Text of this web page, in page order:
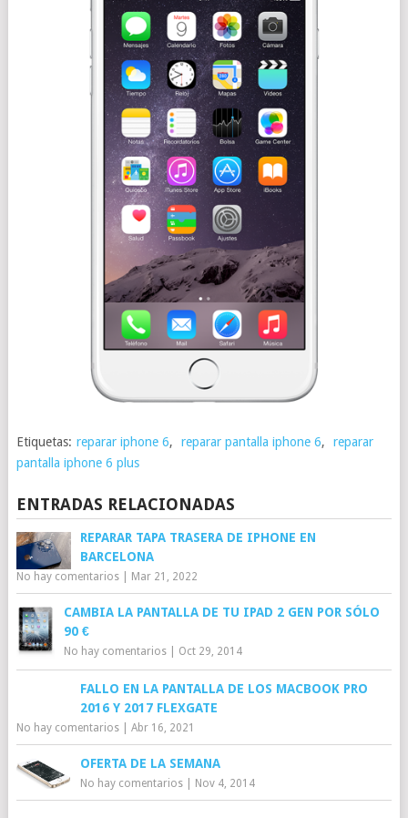
Etiquetas: reparar iphone 6, reparar pantalla iphone 6,
reparar
pantalla iphone 6 plus
ENTRADAS RELACIONADAS
REPARAR TAPA TRASERA DE IPHONE EN
BARCELONA
No hay comentarios| Mar 21, 2022
CAMBIA LA PANTALLA DE TU IPAD 2 GEN POR SÓLO
90 €
No hay comentarios| Oct 29, 2014
FALLO EN LA PANTALLA DE LOS MACBOOK PRO
2016 Y 2017 FLEXGATE
No hay comentarios| Abr 16, 2021
OFERTA DE LA SEMANA
No hay comentarios| Nov 4, 2014